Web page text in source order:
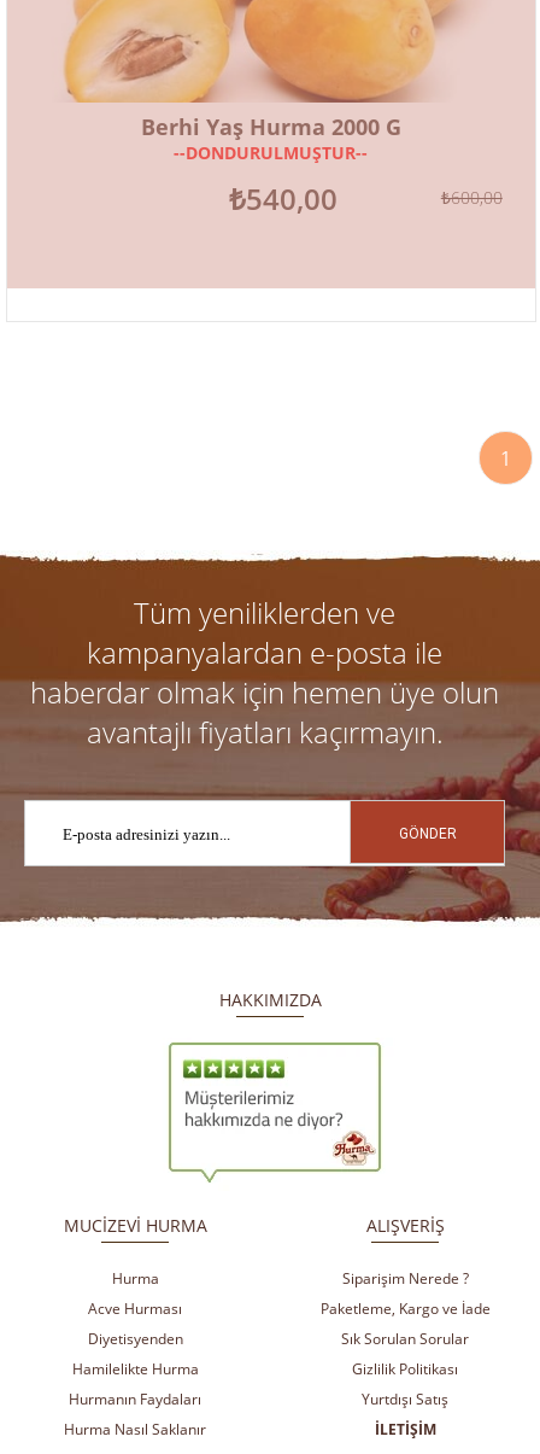
Berhi Yaş Hurma 2000 G
--DONDURULMUŞTUR--
₺540,00 ₺600,00
1
Tüm yeniliklerden ve
kampanyalardan e-posta ile
haberdar olmak için hemen üye olun
avantajlı fiyatları kaçırmayın.
GÖNDER
HAKKIMIZDA
MUCİZEVİ HURMA ALIŞVERİŞ
Hurma
Siparişim Nerede ?
Acve Hurması
Paketleme, Kargo ve İade
Diyetisyenden
Sık Sorulan Sorular
Hamilelikte Hurma
Gizlilik Politikası
Hurmanın Faydaları
Yurtdışı Satış
Hurma Nasıl Saklanır
İLETİŞİM